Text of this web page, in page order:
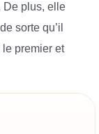
De plus, elle
sorte qu’il
le premier et